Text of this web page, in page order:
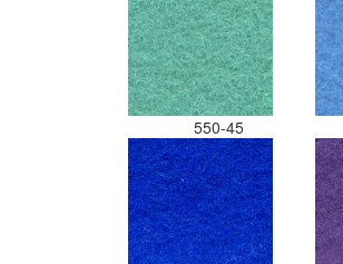
550-45